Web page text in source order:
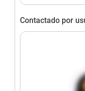
Contactado por